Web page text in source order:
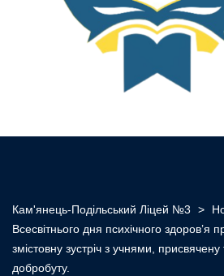
Кам'янець-Подільський Ліцей №3 >
Всесвітнього дня психічного здоров’я
змістовну зустріч з учнями,
добробуту.